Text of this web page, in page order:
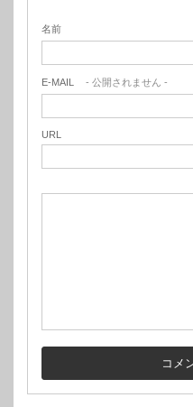
名前
E-MAIL - 公開されません -
URL